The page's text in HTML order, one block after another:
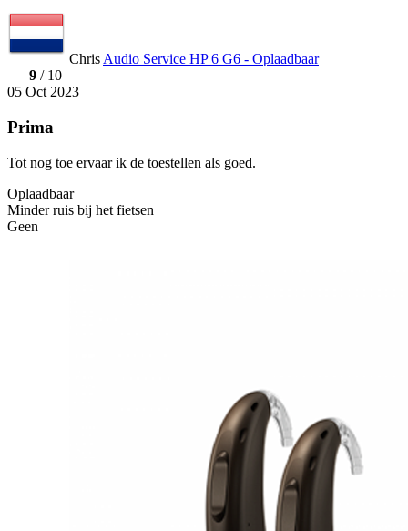
Chris Audio Service HP 6 G6 - Oplaadbaar
9 / 10
05 Oct 2023
Prima
Tot nog toe ervaar ik de toestellen als goed.
Oplaadbaar
Minder ruis bij het fietsen
Geen